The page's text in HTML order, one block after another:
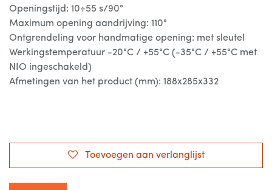
Openingstijd: 10÷55 s/90°
Maximum opening aandrijving: 110°
Ontgrendeling voor handmatige opening: met sleutel
Werkingstemperatuur -20°C / +55°C (-35°C / +55°C met
NIO ingeschakeld)
Afmetingen van het product (mm): 188x285x332
Toevoegen aan verlanglijst